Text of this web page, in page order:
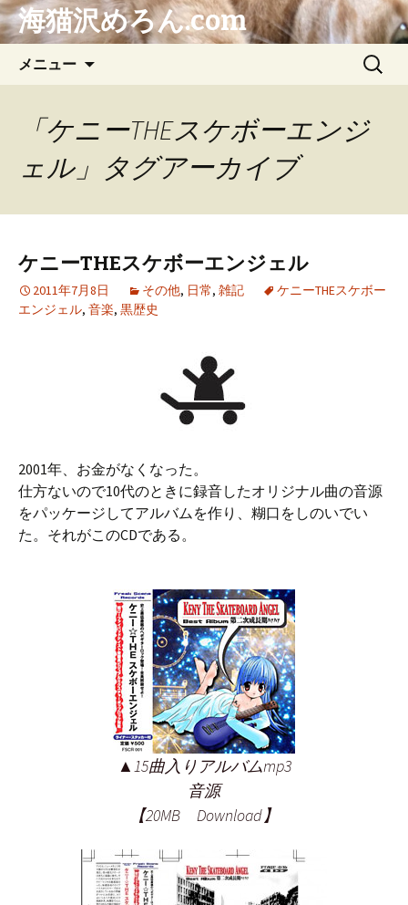
海猫沢めろん.com
メニュー
ン
ツ
へ
ス
プ
検
「ケニーTHEスケボーエンジ
ェル」タグアーカイブ
ケニーTHEスケボーエンジェル
2011年7月8日 その他, 日常, 雑記
ケニーTHEスケボー
エンジェル, 音楽, 黒歴史
2001年、お金がなくなった。
仕方ないので10代のときに録音したオリジナル曲の音源
をパッケージしてアルバムを作り、糊口をしのいでい
た。それがこのCDである。
▲15曲入りアルバムmp3
音源
【20MB Download】